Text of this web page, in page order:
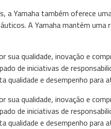
a Yamaha também oferece
A Yamaha mantém
sua qualidade, inovação e
de iniciativas de
qualidade e desempenho para
sua qualidade, inovação e
de iniciativas de
qualidade e desempenho para